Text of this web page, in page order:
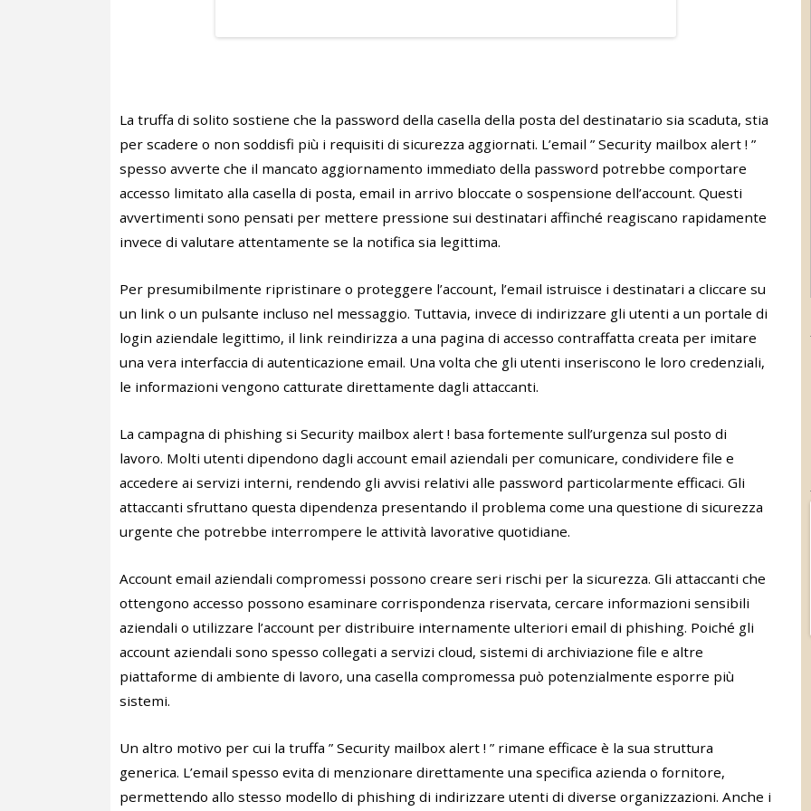
La truffa di solito sostiene che la password della casella della posta del destinatario sia scaduta, stia
per scadere o non soddisfi più i requisiti di sicurezza aggiornati. L’email ” Security mailbox alert ! ”
spesso avverte che il mancato aggiornamento immediato della password potrebbe comportare
accesso limitato alla casella di posta, email in arrivo bloccate o sospensione dell’account. Questi
avvertimenti sono pensati per mettere pressione sui destinatari affinché reagiscano rapidamente
invece di valutare attentamente se la notifica sia legittima.
Per presumibilmente ripristinare o proteggere l’account, l’email istruisce i destinatari a cliccare su
un link o un pulsante incluso nel messaggio. Tuttavia, invece di indirizzare gli utenti a un portale di
login aziendale legittimo, il link reindirizza a una pagina di accesso contraffatta creata per imitare
una vera interfaccia di autenticazione email. Una volta che gli utenti inseriscono le loro credenziali,
le informazioni vengono catturate direttamente dagli attaccanti.
La campagna di phishing si Security mailbox alert ! basa fortemente sull’urgenza sul posto di
lavoro. Molti utenti dipendono dagli account email aziendali per comunicare, condividere file e
accedere ai servizi interni, rendendo gli avvisi relativi alle password particolarmente efficaci. Gli
attaccanti sfruttano questa dipendenza presentando il problema come una questione di sicurezza
urgente che potrebbe interrompere le attività lavorative quotidiane.
Account email aziendali compromessi possono creare seri rischi per la sicurezza. Gli attaccanti che
ottengono accesso possono esaminare corrispondenza riservata, cercare informazioni sensibili
aziendali o utilizzare l’account per distribuire internamente ulteriori email di phishing. Poiché gli
account aziendali sono spesso collegati a servizi cloud, sistemi di archiviazione file e altre
piattaforme di ambiente di lavoro, una casella compromessa può potenzialmente esporre più
sistemi.
Un altro motivo per cui la truffa ” Security mailbox alert ! ” rimane efficace è la sua struttura
generica. L’email spesso evita di menzionare direttamente una specifica azienda o fornitore,
permettendo allo stesso modello di phishing di indirizzare utenti di diverse organizzazioni. Anche i